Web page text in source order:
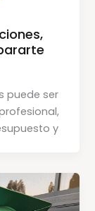
puede ser
y